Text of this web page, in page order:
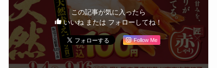
この記事が気に入ったら
いいね または フォローしてね！
Follow Me